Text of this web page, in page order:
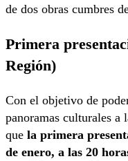
de dos obras cumbres
Primera
Región)
Con el objetivo de
panoramas culturales a
que la primera
de enero, a las 20